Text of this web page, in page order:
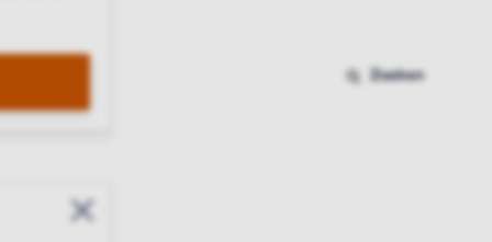
Sluit modal
Zoeken